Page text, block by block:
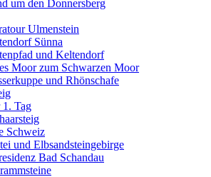
um den Donnersberg
Ulmenstein
Sünna
und Keltendorf
Moor zum Schwarzen Moor
und Rhönschafe
1. Tag
Schweiz
und Elbsandsteingebirge
Bad Schandau